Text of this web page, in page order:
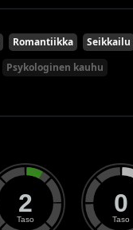
Romantiikka Seikkailu
Psykologinen kauhu
2
Taso
0
Taso